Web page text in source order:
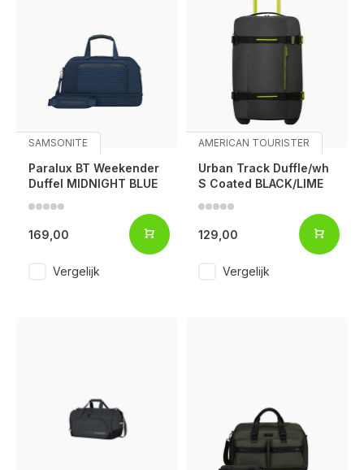
SAMSONITE
Paralux BT Weekender
Duffel MIDNIGHT BLUE
169,00
Vergelijk
AMERICAN TOURISTER
Urban Track Duffle/wh
S Coated BLACK/LIME
129,00
Vergelijk